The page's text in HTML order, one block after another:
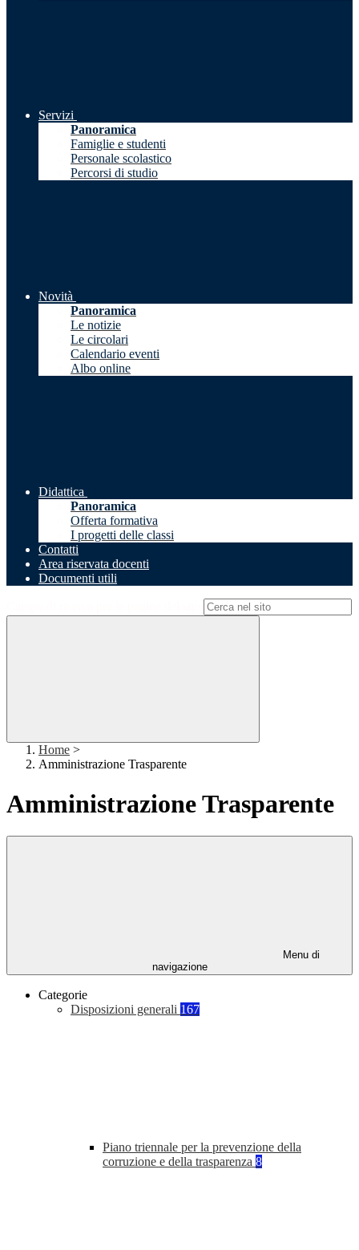
Servizi
Panoramica
Famiglie e studenti
Personale scolastico
Percorsi di studio
Novità
Panoramica
Le notizie
Le circolari
Calendario eventi
Albo online
Didattica
Panoramica
Offerta formativa
I progetti delle classi
Contatti
Area riservata docenti
Documenti utili
Home >
Amministrazione Trasparente
Amministrazione Trasparente
Menu di
navigazione
Categorie
Disposizioni generali 167
Piano triennale per la prevenzione della
corruzione e della trasparenza 8